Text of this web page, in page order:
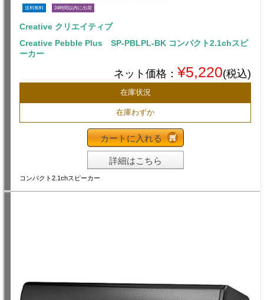
送料無料 24時間以内に出荷
Creative クリエイティブ
Creative Pebble Plus SP-PBLPL-BK コンパクト2.1chスピ
ーカー
ネット価格： ¥5,220(税込)
在庫状況
在庫わずか
カートに入れる
詳細はこちら
コンパクト2.1chスピーカー